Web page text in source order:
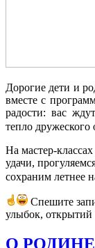
Дорогие дети и
вместе с
радости: вас
тепло
На
удачи,
сохраним летнее
Спешите
улыбок, открытий
О